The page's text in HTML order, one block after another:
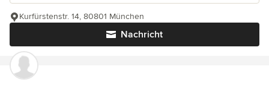
Nachricht
Kurfürstenstr. 14, 80801 München